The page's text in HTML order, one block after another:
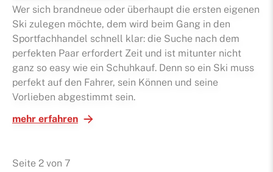
Wer sich brandneue oder überhaupt die ersten eigenen
Ski zulegen möchte, dem wird beim Gang in den
Sportfachhandel schnell klar: die Suche nach dem
perfekten Paar erfordert Zeit und ist mitunter nicht
ganz so easy wie ein Schuhkauf. Denn so ein Ski muss
perfekt auf den Fahrer, sein Können und seine
Vorlieben abgestimmt sein.
mehr erfahren
Seite 2 von 7